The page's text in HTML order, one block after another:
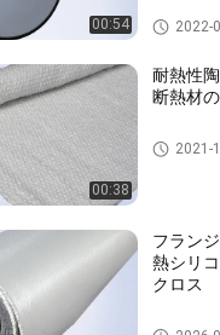
00:54 火ピット
2022-
00:38
耐熱性
断熱材
断熱材の
2021-
フラン
熱シリ
クロス
シリコー